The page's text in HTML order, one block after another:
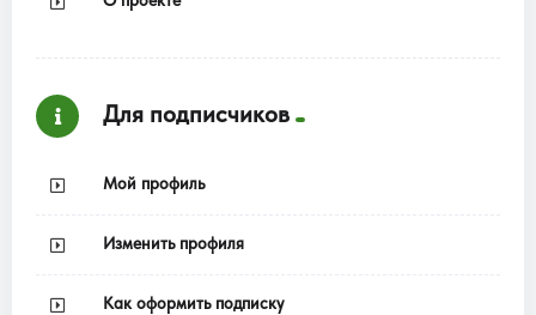
Для подписчиков
Мой профиль
Изменить профиля
Как оформить подписку